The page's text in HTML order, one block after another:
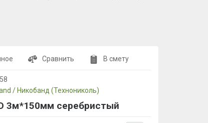
Сравнить В смету
/ Никобанд (Технониколь)
3м*150мм серебристый